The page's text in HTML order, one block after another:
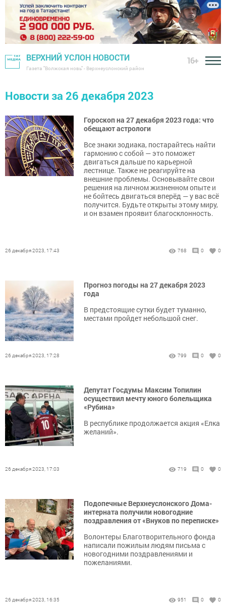
ВЕРХНИЙ УСЛОН НОВОСТИ
Газета "Волжская новь" - Верхнеуслонский район
16+
Новости за 26 декабря 2023
Гороскоп на 27 декабря 2023 года: что
обещают астрологи
Все знаки зодиака, постарайтесь найти
гармонию с собой — это поможет
двигаться дальше по карьерной
лестнице. Также не реагируйте на
внешние проблемы. Основывайте свои
решения на личном жизненном опыте и
не бойтесь двигаться вперёд — у вас всё
получится. Будьте открыты этому миру,
и он взамен проявит благосклонность.
26 декабря 2023, 17:43 768 0 0
Прогноз погоды на 27 декабря 2023
года
В предстоящие сутки будет туманно,
местами пройдет небольшой снег.
26 декабря 2023, 17:28 799 0 0
Депутат Госдумы Максим Топилин
осуществил мечту юного болельщика
«Рубина»
В республике продолжается акция «Елка
желаний».
26 декабря 2023, 17:03 719 0 0
Подопечные Верхнеуслонского Дома-
интерната получили новогодние
поздравления от «Внуков по переписке»
Волонтеры Благотворительного фонда
написали пожилым людям письма с
новогодними поздравлениями и
пожеланиями.
26 декабря 2023, 16:35 951 0 0